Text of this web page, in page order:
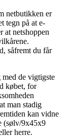
netbutikken er
tegn på at e-
at netshoppen
såfremt du får
med de vigtigste
købet, for
man stadig
kan vidne
(sølv/9x45x9
herre.